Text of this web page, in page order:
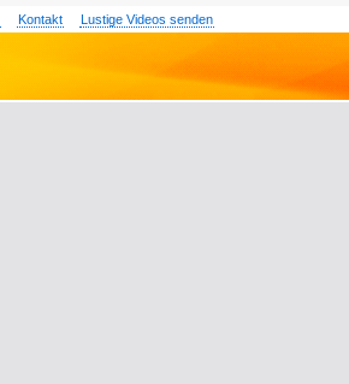
Kontakt Lustige Videos senden